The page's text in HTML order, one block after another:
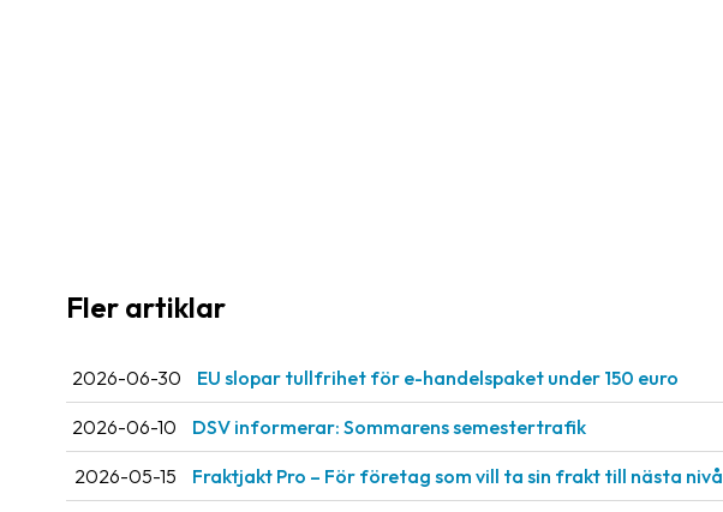
Fler artiklar
2026-06-30 EU slopar tullfrihet för e-handelspaket under 150 euro
2026-06-10 DSV informerar: Sommarens semestertrafik
2026-05-15 Fraktjakt Pro – För företag som vill ta sin frakt till nästa nivå